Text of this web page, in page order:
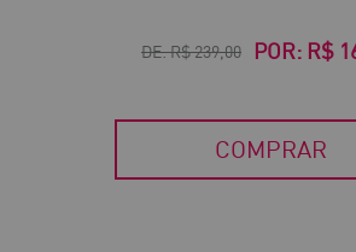
DE:R$ 239,00 POR: R$
COMPRAR